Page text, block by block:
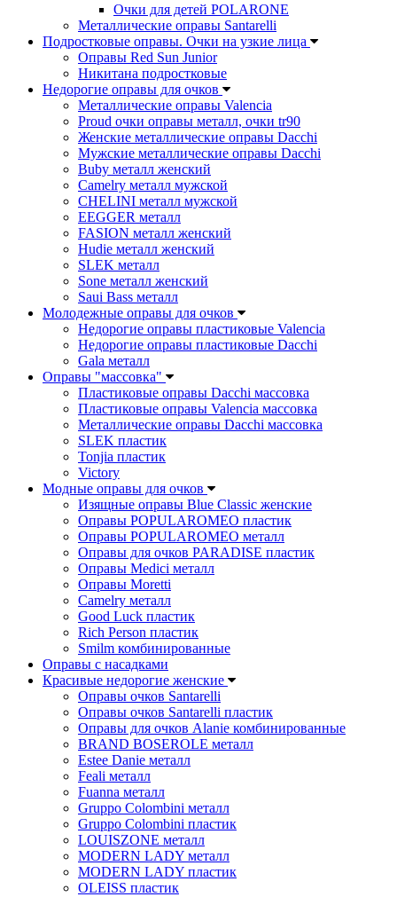
Очки для детей POLARONE
Металлические оправы Santarelli
Подростковые оправы. Очки на узкие лица
Оправы Red Sun Junior
Никитана подростковые
Недорогие оправы для очков
Металлические оправы Valencia
Proud очки оправы металл, очки tr90
Женские металлические оправы Dacchi
Мужские металлические оправы Dacchi
Buby металл женский
Camelry металл мужской
CHELINI металл мужской
EEGGER металл
FASION металл женский
Hudie металл женский
SLEK металл
Sone металл женский
Saui Bass металл
Молодежные оправы для очков
Недорогие оправы пластиковые Valencia
Недорогие оправы пластиковые Dacchi
Gala металл
Оправы "массовка"
Пластиковые оправы Dacchi массовка
Пластиковые оправы Valencia массовка
Металлические оправы Dacchi массовка
SLEK пластик
Tonjia пластик
Victory
Модные оправы для очков
Изящные оправы Blue Classic женские
Оправы POPULAROMEO пластик
Оправы POPULAROMEO металл
Оправы для очков PARADISE пластик
Оправы Medici металл
Оправы Moretti
Camelry металл
Good Luck пластик
Rich Person пластик
Smilm комбинированные
Оправы с насадками
Красивые недорогие женские
Оправы очков Santarelli
Оправы очков Santarelli пластик
Оправы для очков Alanie комбинированные
BRAND BOSEROLE металл
Estee Danie металл
Feali металл
Fuanna металл
Gruppo Colombini металл
Gruppo Colombini пластик
LOUISZONE металл
MODERN LADY металл
MODERN LADY пластик
OLEISS пластик